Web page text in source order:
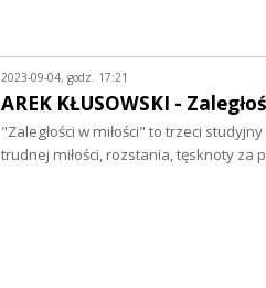
2023-09-04, godz. 17:21
AREK KŁUSOWSKI -
"Zaległości w miłości" to trzeci
trudnej miłości, rozstania, tęsknoty za